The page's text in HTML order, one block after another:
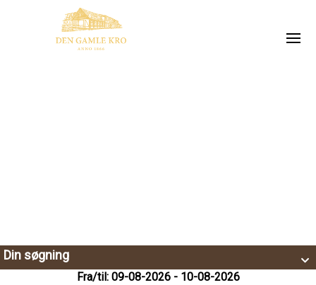
Din søgning
Fra/til: 09-08-2026 - 10-08-2026